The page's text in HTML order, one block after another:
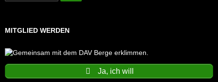
MITGLIED WERDEN
Ja, ich will